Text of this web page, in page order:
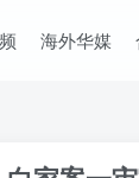
海外华媒